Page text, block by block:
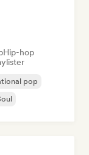
Hip-hop
pop